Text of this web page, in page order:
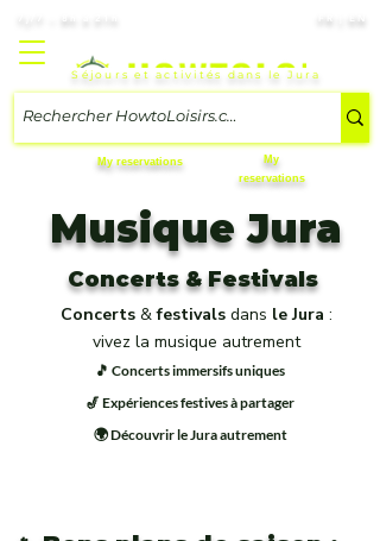
FR | EN
Séjours et activités dans le Jura
My
reservations
My reservations
Musique Jura
Concerts & Festivals
Concerts &festivals dans le Jura :
vivez la musique autrement
🎵 Concerts immersifs uniques
🎷 Expériences festives à partager
🌍 Découvrir le Jura autrement